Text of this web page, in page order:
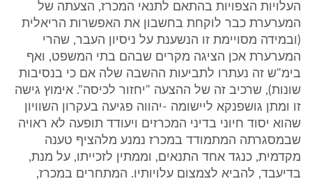
העלויות הצפויות בהתאם לתנאי המכרז, הצעתה של
המערערת כבר לוקחת בחשבון את האפשרות הריאלית
(ובמידה מסויימת זו הנשענת על ניסיון העבר, שהרי
המערערת אכן הציגה מקרים שבהם בתי המשפט, ואף
בימ"ש זה נעתרו לתביעות ההשבה שלה אם כי בנסיבות
שונות), שרכיב זה של ההצעה "יחזור לכיסה". אימוץ גישה
זו ומתן גושפנקא ליישומה -יהווה פגיעה בעקרון השוויון
שהוא יסוד חיוני בדיני המכרזים ויעודד תופעה לא ראויה
שבמסגרתה המתמודד במכרז נמנע מלהציף טענה
מקדמית, כנגד אחד התנאים, וממתין לזכייתו, על מנת,
בדיעבד, להביא לצמצום עלויותיו. המתחרים במכרז,